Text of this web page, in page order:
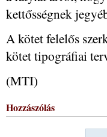
kettősségnek
A kötet felelős
kötet tipográfiai
(MTI)
Hozzászólás